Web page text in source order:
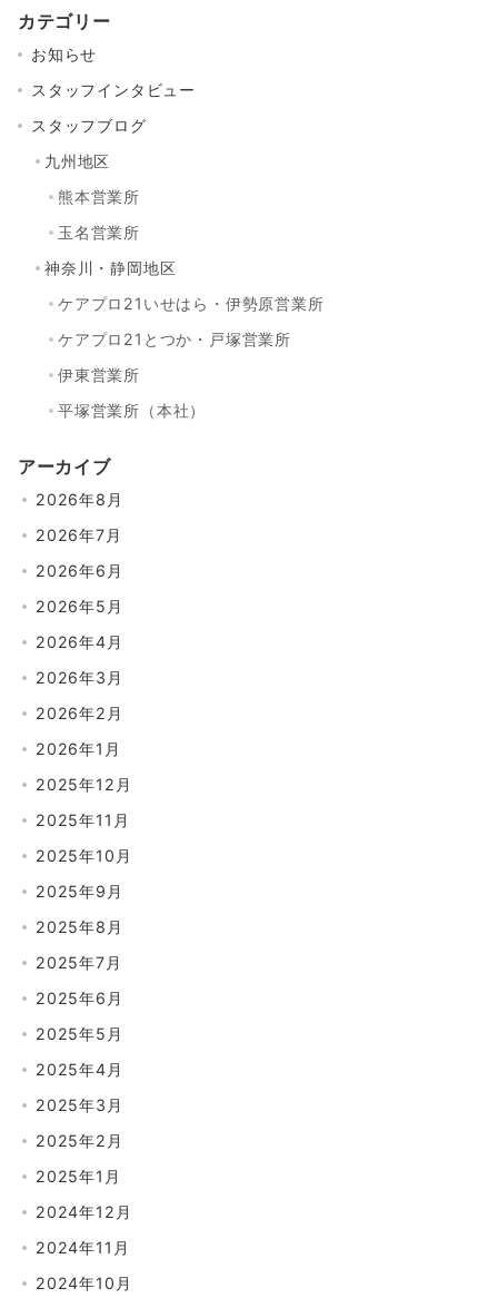
カテゴリー
お知らせ
スタッフインタビュー
スタッフブログ
九州地区
熊本営業所
玉名営業所
神奈川・静岡地区
ケアプロ21いせはら・伊勢原営業所
ケアプロ21とつか・戸塚営業所
伊東営業所
平塚営業所（本社）
アーカイブ
2026年8月
2026年7月
2026年6月
2026年5月
2026年4月
2026年3月
2026年2月
2026年1月
2025年12月
2025年11月
2025年10月
2025年9月
2025年8月
2025年7月
2025年6月
2025年5月
2025年4月
2025年3月
2025年2月
2025年1月
2024年12月
2024年11月
2024年10月